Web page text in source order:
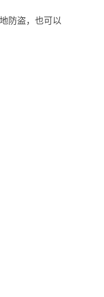
防盗，也可以